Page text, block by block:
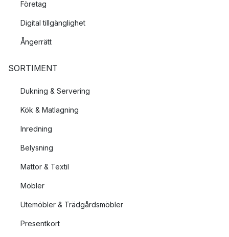
det naturnära. En bordslampa i glas eller en lampskärm till
bordslampan skapar ett mjukt och varmt sken.
Batteridriven bordslampa – bordslampa utan
sladd
sladdar eller som enkelt vill flytta belysningen. Här hittar du
batteridrivna bordslampor som även tål utomhusbruk och som
även utomhus.
När det kommer till bordslampor är utbudet enormt. I vårt
nykomlingar från bland annatDesign House Stockholm
Företag
Digital tillgänglighet
Ångerrätt
SORTIMENT
Dukning & Servering
Kök & Matlagning
Inredning
Belysning
Mattor & Textil
Möbler
Utemöbler & Trädgårdsmöbler
Presentkort